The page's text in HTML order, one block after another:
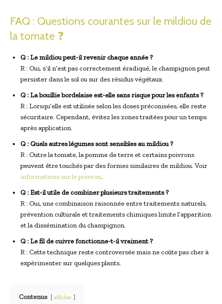
FAQ : Questions courantes sur le mildiou de
la tomate ❓
Q : Le mildiou peut-il revenir chaque année ?
R : Oui, s’il n’est pas correctement éradiqué, le champignon peut
persister dans le sol ou sur des résidus végétaux.
Q : La bouillie bordelaise est-elle sans risque pour les enfants ?
R : Lorsqu’elle est utilisée selon les doses préconisées, elle reste
sécuritaire. Cependant, évitez les zones traitées pour un temps
après application.
Q : Quels autres légumes sont sensibles au mildiou ?
R : Outre la tomate, la pomme de terre et certains poivrons
peuvent être touchés par des formes similaires de mildiou. Voir
informations sur le poivron.
Q : Est-il utile de combiner plusieurs traitements ?
R : Oui, une combinaison raisonnée entre traitements naturels,
prévention culturale et traitements chimiques limite l’apparition
et la dissémination du champignon.
Q : Le fil de cuivre fonctionne-t-il vraiment ?
R : Cette technique reste controversée mais ne coûte pas cher à
expérimenter sur quelques plants.
Contenus afficher